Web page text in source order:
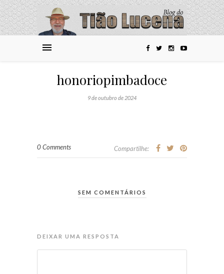
honoriopimbadoce
9 de outubro de 2024
0 Comments Compartilhe:
SEM COMENTÁRIOS
DEIXAR UMA RESPOSTA